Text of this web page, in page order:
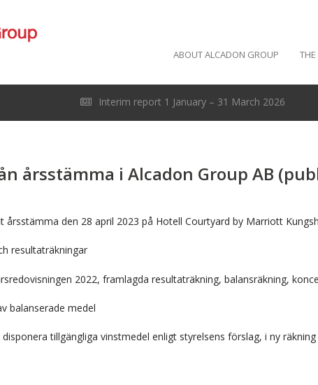
ABOUT ALCADON GROUP
Interim report 1 January – 31 March 2026
årsstämma i Alcadon Group AB
årsstämma den 28 april 2023 på Hotell Courtyard by Marriott
resultaträkningar
2022, framlagda resultaträkning, balansräkning,
balanserade medel
tillgängliga vinstmedel enligt styrelsens förslag, i ny